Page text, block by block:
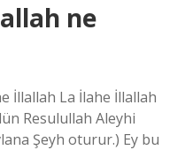
ne
İllallah La İlahe İllallah
Resulullah Aleyhi
Şeyh oturur.) Ey bu